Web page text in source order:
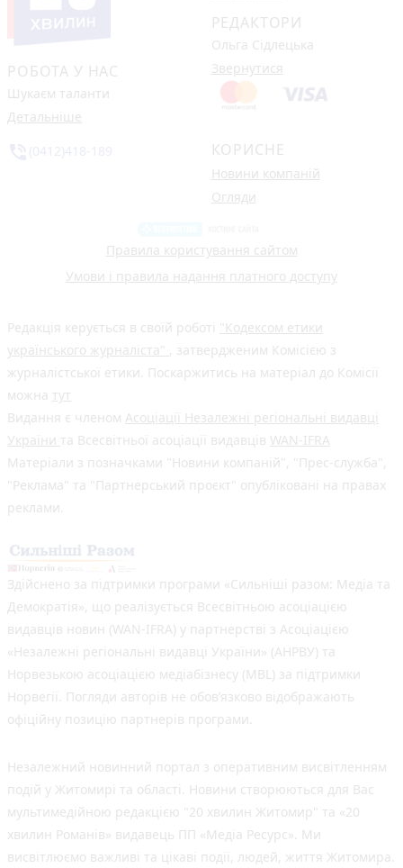
РОБОТА У НАС
Шукаєм таланти
Детальніше
РЕДАКТОРИ
Ольга Сідлецька
Звернутися
КОРИСНЕ
Новини компаній
Огляди
Правила користування сайтом
Умови і правила надання платного доступу
Редакція керується в своїй роботі "Кодексом етики
українського журналіста" , затвердженим Комісією з
журналістської етики. Поскаржитись на матеріал до Комісії
можна тут
Видання є членом Асоціації Незалежні регіональні видавці
України та Всесвітньої асоціації видавців WAN-IFRA
Матеріали з позначками "Новини компаній", "Прес-служба",
"Реклама" та "Партнерський проєкт" опубліковані на правах
реклами.
Здійснено за підтримки програми «Сильніші разом: Медіа та
Демократія», що реалізується Всесвітньою асоціацією
видавців новин (WAN-IFRA) у партнерстві з Асоціацією
«Незалежні регіональні видавці України» (АНРВУ) та
Норвезькою асоціацією медіабізнесу (MBL) за підтримки
Норвегії. Погляди авторів не обов’язково відображають
офіційну позицію партнерів програми.
Незалежний новинний портал з оперативним висвітленням
подій у Житомирі та області. Новини створюються для Вас
мультимедійною редакцією "20 хвилин Житомир" та «20
хвилин Романів» видавець ПП «Медіа Ресурс». Ми
висвітлюємо важливі та цікаві події, людей, життя Житомира.